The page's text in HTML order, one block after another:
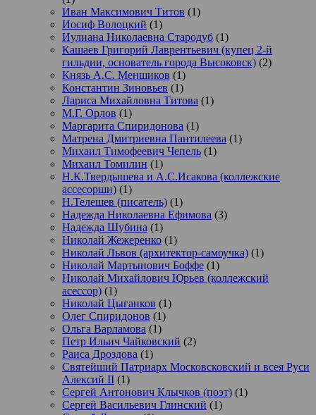
Иван Максимович Титов (1)
Иосиф Волоцкий (1)
Иулиана Николаевна Стародуб (1)
Кашаев Григорий Лаврентьевич (купец 2-й
гильдии, основатель города Высоковск) (2)
Князь А.С. Меншиков (1)
Константин Зиновьев (1)
Лариса Михайловна Титова (1)
М.Г. Орлов (1)
Маргарита Спиридонова (1)
Матрена Дмитриевна Пантилеева (1)
Михаил Тимофеевич Чепель (1)
Михаил Томилин (1)
Н.К.Твердышева и А.С.Исакова (коллежские
ассесорши) (1)
Н.Телешев (писатель) (1)
Надежда Николаевна Ефимова (3)
Надежда Шубина (1)
Николай Жежеренко (1)
Николай Львов (архитектор-самоучка) (1)
Николай Мартынович Боффе (1)
Николай Михайлович Юрьев (коллежский
асессор) (1)
Николай Цыганков (1)
Олег Спиридонов (1)
Ольга Варламова (1)
Петр Ильич Чайковский (2)
Раиса Дроздова (1)
Святейший Патриарх Московсковский и всея Руси
Алексий II (1)
Сергей Антонович Клычков (поэт) (1)
Сергей Васильевич Глинский (1)